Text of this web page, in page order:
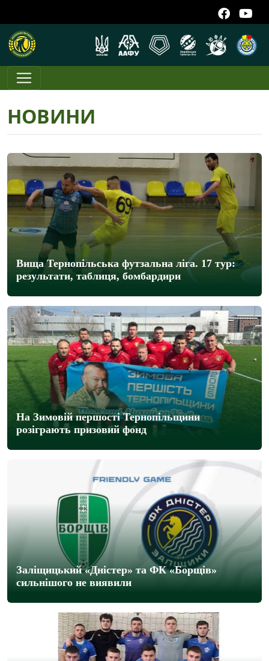
НОВИНИ
Вища Тернопільська футзальна ліга. 17 тур:
результати, таблиця, бомбардири
На Зимовій першості Тернопільщини
розіграють призовий фонд
Заліщицький «Дністер» та ФК «Борщів»
сильнішого не виявили